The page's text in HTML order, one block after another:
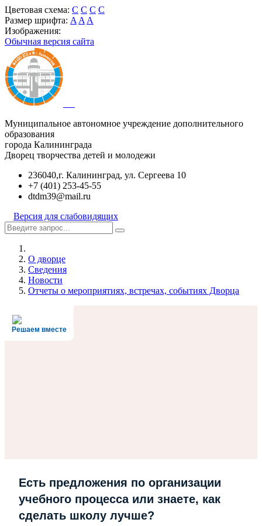
Цветовая схема: C C C C
Размер шрифта: A A A
Изображения:
Обычная версия сайта
Муниципальное автономное учреждение дополнительного
образования
города Калининграда
Дворец творчества детей и молодежи
236040,г. Калининград, ул. Сергеева 10
+7 (401) 253-45-55
dtdm39@mail.ru
Версия для слабовидящих
О дворце
Сведения
Новости
Отчеты о мероприятиях, встречах, событиях Дворца
Решаем вместе
Есть предложения по организации
учебного процесса или знаете, как
сделать школу лучше?